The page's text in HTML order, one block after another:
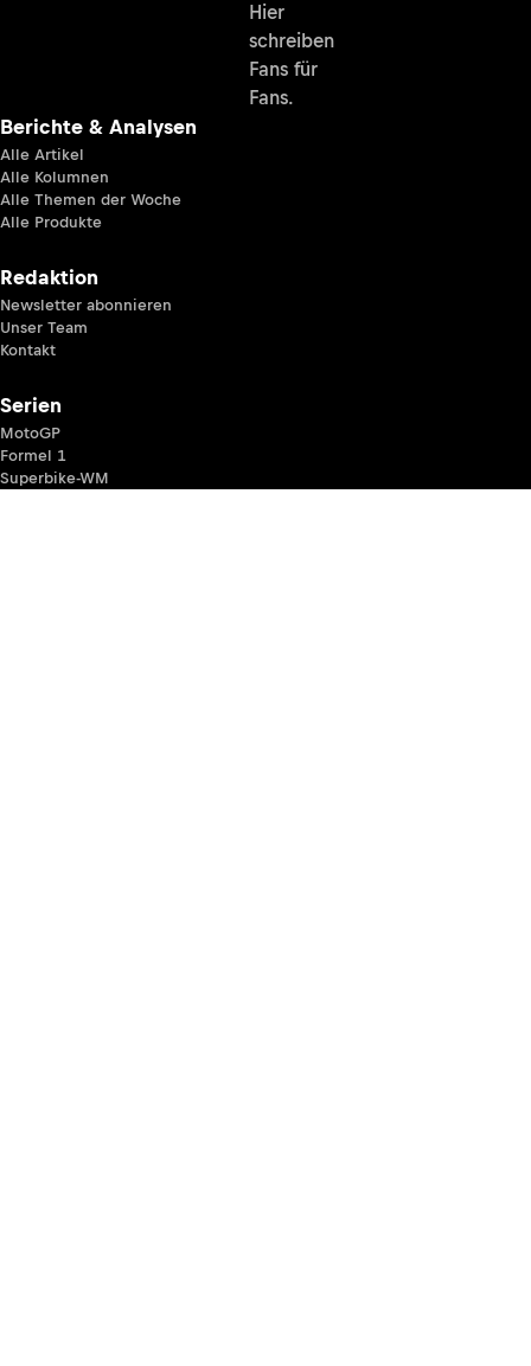
Hier
schreiben
Fans für
Fans.
Berichte & Analysen
Alle Artikel
Alle Kolumnen
Alle Themen der Woche
Alle Produkte
Redaktion
Newsletter abonnieren
Unser Team
Kontakt
Serien
MotoGP
Formel 1
Superbike-WM